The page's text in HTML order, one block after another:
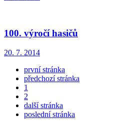
100. výročí hasičů
20. 7. 2014
první stránka
předchozí stránka
1
2
další stránka
poslední stránka